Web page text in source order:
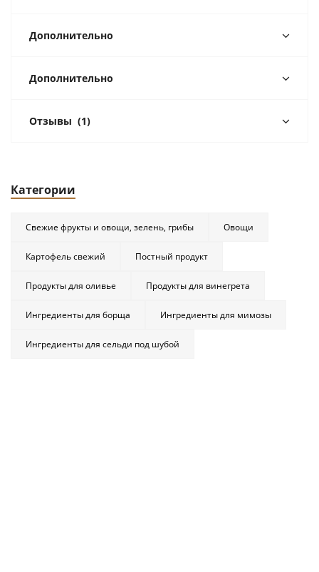
Дополнительно
Дополнительно
Отзывы (1)
Категории
Свежие фрукты и овощи, зелень, грибы Овощи
Картофель свежий Постный продукт
Продукты для оливье Продукты для винегрета
Ингредиенты для борща Ингредиенты для мимозы
Ингредиенты для сельди под шубой